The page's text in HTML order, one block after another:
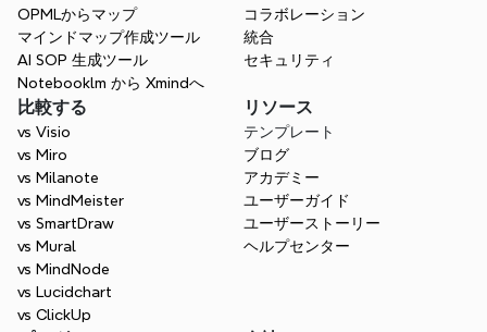
用意されています。最適なスタート地点を見つけ、白紙
から始める手間を省きましょう。
OPMLからマップ
マインドマップ作成ツール
AI SOP 生成ツール
Notebooklm から Xmindへ
コラボレーション
統合
セキュリティ
比較する
vs Visio
vs Miro
vs Milanote
vs MindMeister
vs SmartDraw
vs Mural
vs MindNode
vs Lucidchart
vs ClickUp
リソース
テンプレート
ブログ
アカデミー
ユーザーガイド
ユーザーストーリー
ヘルプセンター